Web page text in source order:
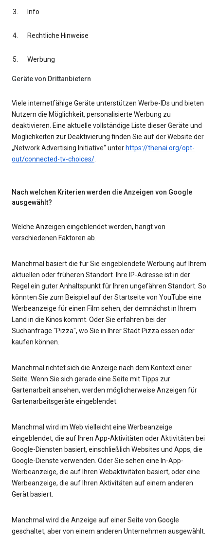
Info
Rechtliche Hinweise
Werbung
Geräte von Drittanbietern
Viele internetfähige Geräte unterstützen Werbe-IDs und bieten
Nutzern die Möglichkeit, personalisierte Werbung zu
deaktivieren. Eine aktuelle vollständige Liste dieser Geräte und
Möglichkeiten zur Deaktivierung finden Sie auf der Website der
„Network Advertising Initiative“ unter https://thenai.org/opt-
out/connected-tv-choices/.
Nach welchen Kriterien werden die Anzeigen von Google
ausgewählt?
Welche Anzeigen eingeblendet werden, hängt von
verschiedenen Faktoren ab.
Manchmal basiert die für Sie eingeblendete Werbung auf Ihrem
aktuellen oder früheren Standort. Ihre IP-Adresse ist in der
Regel ein guter Anhaltspunkt für Ihren ungefähren Standort. So
könnten Sie zum Beispiel auf der Startseite von YouTube eine
Werbeanzeige für einen Film sehen, der demnächst in Ihrem
Land in die Kinos kommt. Oder Sie erfahren bei der
Suchanfrage "Pizza", wo Sie in Ihrer Stadt Pizza essen oder
kaufen können.
Manchmal richtet sich die Anzeige nach dem Kontext einer
Seite. Wenn Sie sich gerade eine Seite mit Tipps zur
Gartenarbeit ansehen, werden möglicherweise Anzeigen für
Gartenarbeitsgeräte eingeblendet.
Manchmal wird im Web vielleicht eine Werbeanzeige
eingeblendet, die auf Ihren App-Aktivitäten oder Aktivitäten bei
Google-Diensten basiert, einschließlich Websites und Apps, die
Google-Dienste verwenden. Oder Sie sehen eine In-App-
Werbeanzeige, die auf Ihren Webaktivitäten basiert, oder eine
Werbeanzeige, die auf Ihren Aktivitäten auf einem anderen
Gerät basiert.
Manchmal wird die Anzeige auf einer Seite von Google
geschaltet, aber von einem anderen Unternehmen ausgewählt.